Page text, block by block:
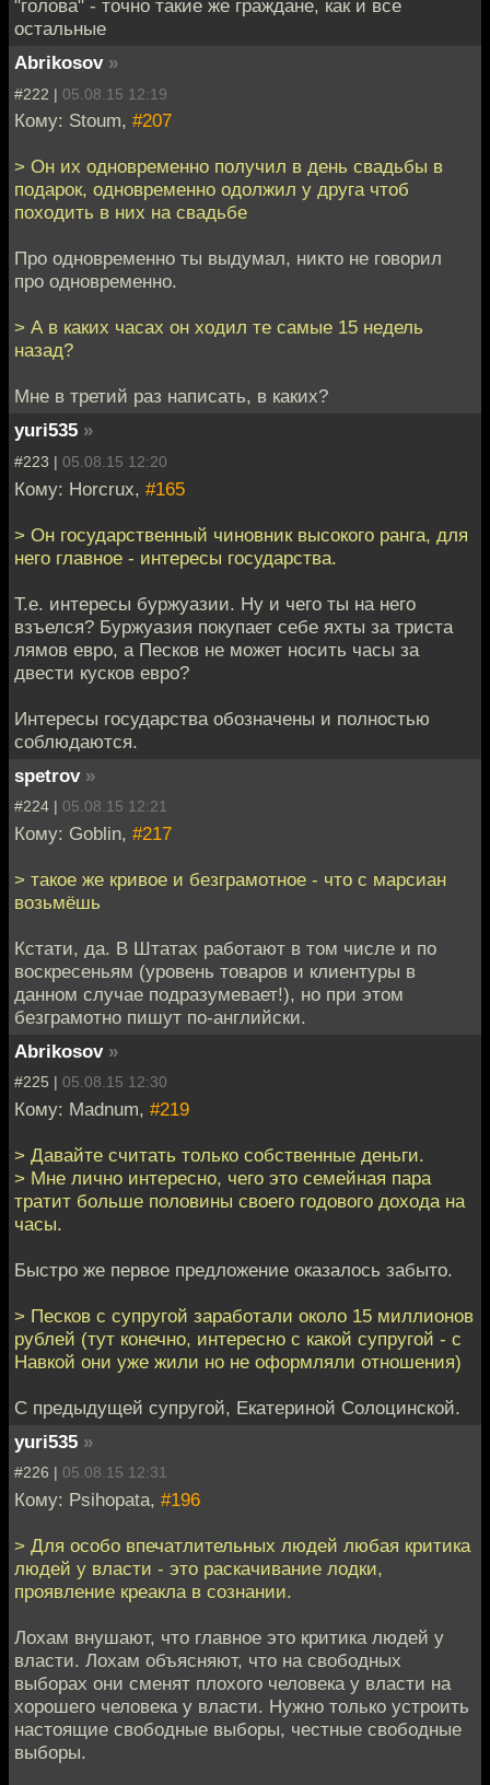
"голова" - точно такие же граждане, как и все
остальные
Abrikosov »
#222 | 05.08.15 12:19
Кому: Stoum, #207
> Он их одновременно получил в день свадьбы в
подарок, одновременно одолжил у друга чтоб
походить в них на свадьбе
Про одновременно ты выдумал, никто не говорил
про одновременно.
> А в каких часах он ходил те самые 15 недель
назад?
Мне в третий раз написать, в каких?
yuri535 »
#223 | 05.08.15 12:20
Кому: Horcrux, #165
> Он государственный чиновник высокого ранга, для
него главное - интересы государства.
Т.е. интересы буржуазии. Ну и чего ты на него
взъелся? Буржуазия покупает себе яхты за триста
лямов евро, а Песков не может носить часы за
двести кусков евро?
Интересы государства обозначены и полностью
соблюдаются.
spetrov »
#224 | 05.08.15 12:21
Кому: Goblin, #217
> такое же кривое и безграмотное - что с марсиан
возьмёшь
Кстати, да. В Штатах работают в том числе и по
воскресеньям (уровень товаров и клиентуры в
данном случае подразумевает!), но при этом
безграмотно пишут по-английски.
Abrikosov »
#225 | 05.08.15 12:30
Кому: Madnum, #219
> Давайте считать только собственные деньги.
> Мне лично интересно, чего это семейная пара
тратит больше половины своего годового дохода на
часы.
Быстро же первое предложение оказалось забыто.
> Песков с супругой заработали около 15 миллионов
рублей (тут конечно, интересно с какой супругой - с
Навкой они уже жили но не оформляли отношения)
С предыдущей супругой, Екатериной Солоцинской.
yuri535 »
#226 | 05.08.15 12:31
Кому: Psihopata, #196
> Для особо впечатлительных людей любая критика
людей у власти - это раскачивание лодки,
проявление креакла в сознании.
Лохам внушают, что главное это критика людей у
власти. Лохам объясняют, что на свободных
выборах они сменят плохого человека у власти на
хорошего человека у власти. Нужно только устроить
настоящие свободные выборы, честные свободные
выборы.